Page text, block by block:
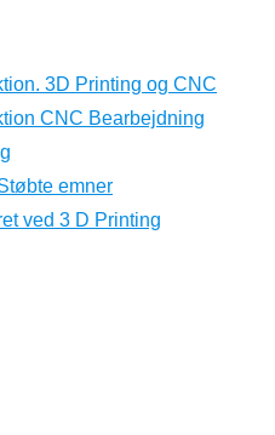
3D Printing og CNC
CNC Bearbejdning
emner
ved 3 D Printing